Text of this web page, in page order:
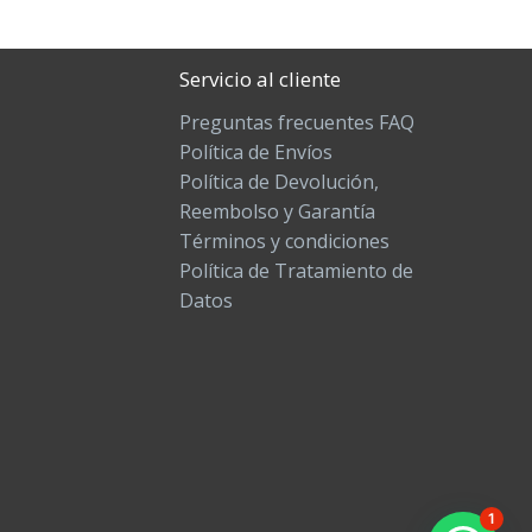
Servicio al cliente
Preguntas frecuentes FAQ
Política de Envíos
Política de Devolución,
Reembolso y Garantía
Términos y condiciones
Política de Tratamiento de
Datos
1